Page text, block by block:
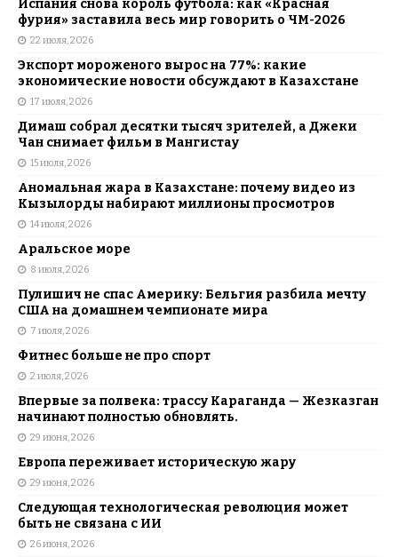
Испания снова король футбола: как «Красная
фурия» заставила весь мир говорить о ЧМ-2026
22 июля, 2026
Экспорт мороженого вырос на 77%: какие
экономические новости обсуждают в Казахстане
17 июля, 2026
Димаш собрал десятки тысяч зрителей, а Джеки
Чан снимает фильм в Мангистау
15 июля, 2026
Аномальная жара в Казахстане: почему видео из
Кызылорды набирают миллионы просмотров
14 июля, 2026
Аральское море
8 июля, 2026
Пулишич не спас Америку: Бельгия разбила мечту
США на домашнем чемпионате мира
7 июля, 2026
Фитнес больше не про спорт
2 июля, 2026
Впервые за полвека: трассу Караганда — Жезказган
начинают полностью обновлять.
29 июня, 2026
Европа переживает историческую жару
29 июня, 2026
Следующая технологическая революция может
быть не связана с ИИ
26 июня, 2026